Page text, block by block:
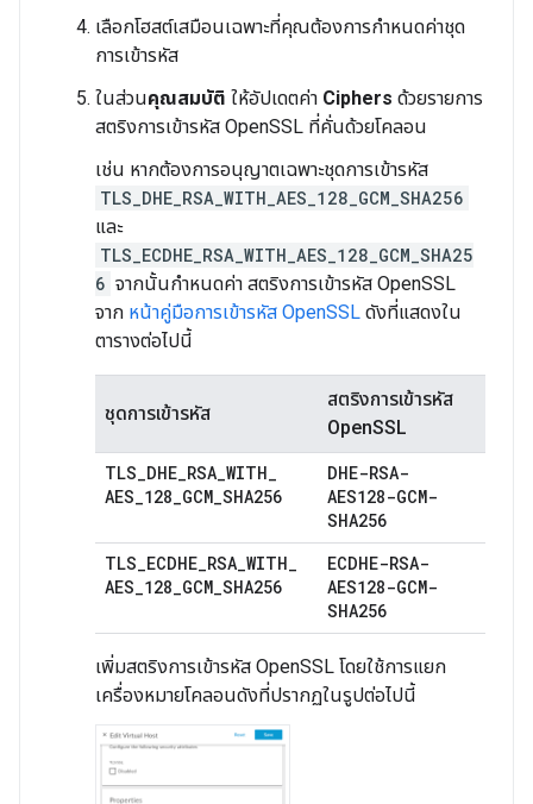
เลือกโฮสต์เสมือนเฉพาะที่คุณต้องการกำหนดค่าชุด
การเข้ารหัส
ในส่วนคุณสมบัติ ให้อัปเดตค่า Ciphers ด้วยรายการ
สตริงการเข้ารหัส OpenSSL ที่คั่นด้วยโคลอน
เช่น หากต้องการอนุญาตเฉพาะชุดการเข้ารหัส
TLS_DHE_RSA_WITH_AES_128_GCM_SHA256
และ
TLS_ECDHE_RSA_WITH_AES_128_GCM_SHA25
6 จากนั้นกำหนดค่า สตริงการเข้ารหัส OpenSSL
จาก หน้าคู่มือการเข้ารหัส OpenSSL ดังที่แสดงใน
ตารางต่อไปนี้
ชุดการเข้ารหัส
สตริงการเข้ารหัส
OpenSSL
TLS_DHE_RSA_WITH_
AES_128_GCM_SHA256
DHE-RSA-
AES128-GCM-
SHA256
TLS_ECDHE_RSA_WITH_
AES_128_GCM_SHA256
ECDHE-RSA-
AES128-GCM-
SHA256
เพิ่มสตริงการเข้ารหัส OpenSSL โดยใช้การแยก
เครื่องหมายโคลอนดังที่ปรากฏในรูปต่อไปนี้